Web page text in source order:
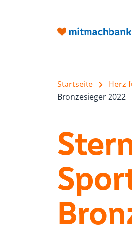
Startseite Herz
Bronzesieger 2022